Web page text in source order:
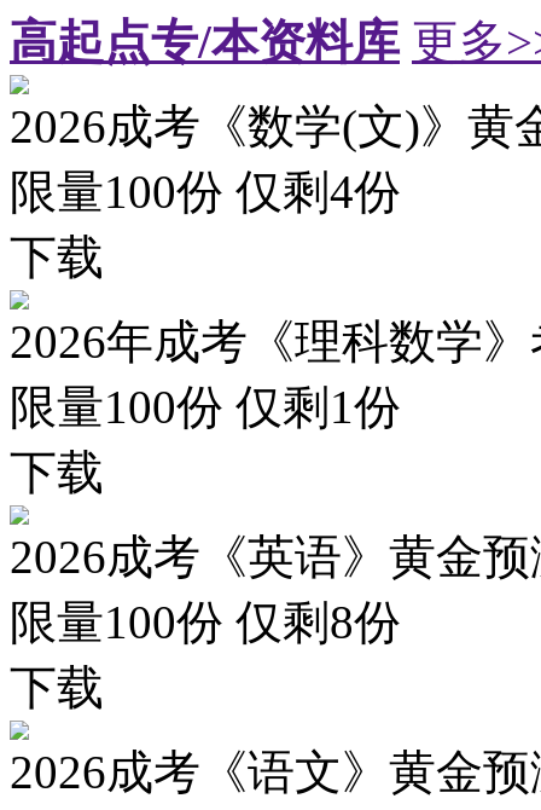
高起点专/本资料库 更多
2026成考《数学(文)》黄
限量100份 仅剩4份
下载
2026年成考《理科数学
限量100份 仅剩 1份
下载
2026成考《英语》黄金
限量100份 仅剩 8份
下载
2026成考《语文》黄金